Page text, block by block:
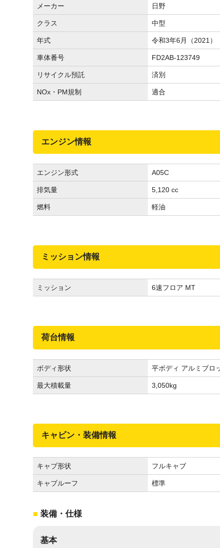
メーカー 日野
クラス 中型
年式 令和3年6月（2021）
車体番号 FD2AB-123749
リサイクル預託 済別
NOx・PM規制 適合
エンジン情報
エンジン形式 A05C
排気量 5,120 cc
燃料 軽油
ミッション情報
ミッション 6速フロア MT
荷台情報
ボディ形状 平ボディ アルミブロ
最大積載量 3,050kg
キャビン・装備情報
キャブ形状 フルキャブ
キャブルーフ 標準
装備・仕様
基本